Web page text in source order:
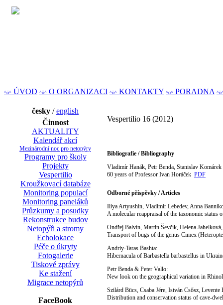
^ö^ ÚVOD ^ö^ O ORGANIZACI ^ö^ KONTAKTY ^ö^ PORADNA
česky /english
Činnost
AKTUALITY
Kalendář akcí
Mezinárodní noc pro netopýry
Programy pro školy
Projekty
Vespertilio
Kroužkovací databáze
Monitoring populací
Monitoring paneláků
Průzkumy a posudky
Rekonstrukce budov
Netopýři a stromy
Echolokace
Péče o úkryty
Fotogalerie
Tiskové zprávy
Ke stažení
Migrace netopýrů
FaceBook
Vespertilio 16 (2012)
Bibliografie / Bibliography
Vladimír Hanák, Petr Benda, Stanislav
60 years of Professor Ivan Horáček PDF
Odborné příspěvky / Articles
Iliya Artyushin, Vladimir Lebedev, Anna
A molecular reappraisal of the taxonomic status
Ondřej Balvín, Martin Ševčík, Helena
Transport of bugs of the genus Cimex
Andriy-Taras Bashta:
Hibernacula of Barbastella barbastellus in
Petr Benda & Peter Vallo:
New look on the geographical variation in
Szilárd Bücs, Csaba Jére, István Csősz,
Distribution and conservation status of cave-